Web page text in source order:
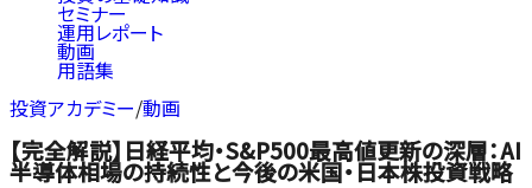
セミナー
運用レポート
動画
用語集
投資アカデミー/動画
【完全解説】日経平均・S&P500最高値更新の深層：AI
半導体相場の持続性と今後の米国・日本株投資戦略